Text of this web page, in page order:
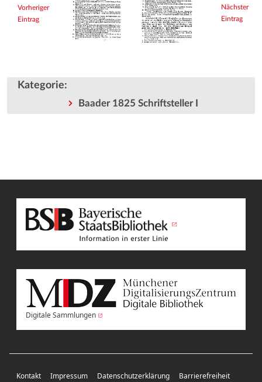
Vorheriger
Eintrag
Nächster
Eintrag
Kategorie:
Baader 1825 Schriftsteller I
Digitale Sammlungen
Kontakt Impressum Datenschutzerklärung Barrierefreiheit